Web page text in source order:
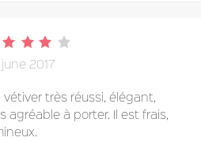
2017
vétiver très réussi, élégant,
agréable à porter. Il est frais,